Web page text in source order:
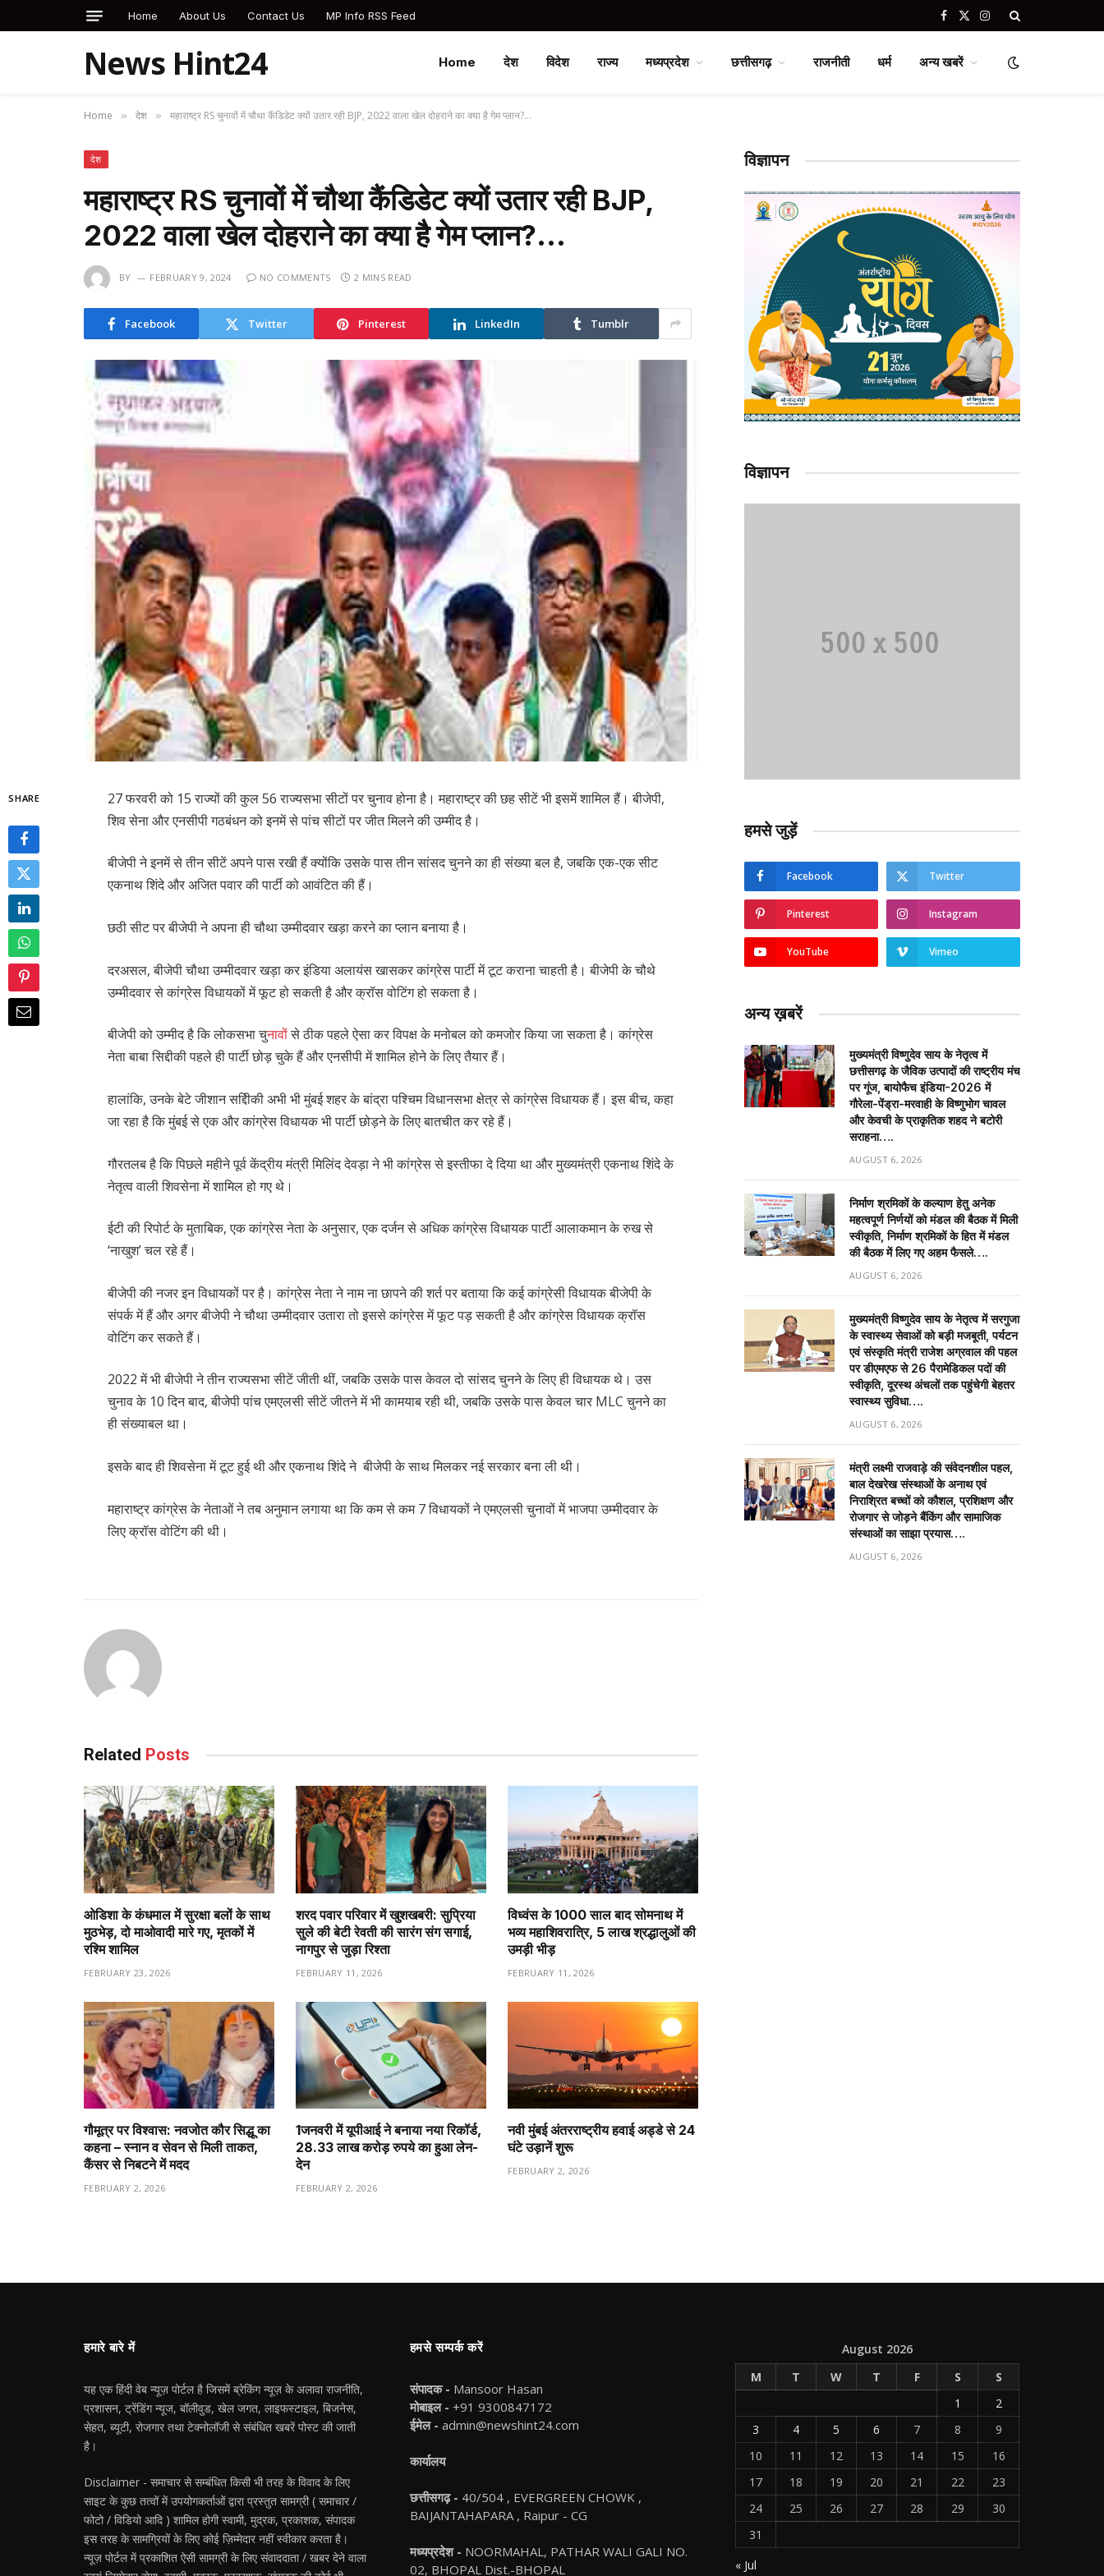
Home About Us Contact Us MP Info RSS Feed Facebook
X
Instagram
News Hint24 Home देश विदेश राज्य मध्यप्रदेश छत्तीसगढ़ राजनीती धर्म अन्य खबरें
Home » देश » महाराष्ट्र RS चुनावों में चौथा कैंडिडेट क्यों उतार रही BJP, 2022 वाला खेल दोहराने का क्या है गेम प्लान?…
देश
महाराष्ट्र RS चुनावों में चौथा कैंडिडेट क्यों उतार रही BJP,
2022 वाला खेल दोहराने का क्या है गेम प्लान?…
BY FEBRUARY 9, 2024 NO COMMENTS 2 MINS READ
Facebook Twitter Pinterest LinkedIn Tumblr
SHARE
27 फरवरी को 15 राज्यों की कुल 56 राज्यसभा सीटों पर चुनाव होना है। महाराष्ट्र की छह सीटें भी इसमें शामिल हैं। बीजेपी,
शिव सेना और एनसीपी गठबंधन को इनमें से पांच सीटों पर जीत मिलने की उम्मीद है।
बीजेपी ने इनमें से तीन सीटें अपने पास रखी हैं क्योंकि उसके पास तीन सांसद चुनने का ही संख्या बल है, जबकि एक-एक सीट
एकनाथ शिंदे और अजित पवार की पार्टी को आवंटित की हैं।
छठी सीट पर बीजेपी ने अपना ही चौथा उम्मीदवार खड़ा करने का प्लान बनाया है।
दरअसल, बीजेपी चौथा उम्मीदवार खड़ा कर इंडिया अलायंस खासकर कांग्रेस पार्टी में टूट कराना चाहती है। बीजेपी के चौथे
उम्मीदवार से कांग्रेस विधायकों में फूट हो सकती है और क्रॉस वोटिंग हो सकता है।
बीजेपी को उम्मीद है कि लोकसभा चुनावों से ठीक पहले ऐसा कर विपक्ष के मनोबल को कमजोर किया जा सकता है। कांग्रेस
नेता बाबा सिद्दीकी पहले ही पार्टी छोड़ चुके हैं और एनसीपी में शामिल होने के लिए तैयार हैं।
हालांकि, उनके बेटे जीशान सद्दिीकी अभी भी मुंबई शहर के बांद्रा पश्चिम विधानसभा क्षेत्र से कांग्रेस विधायक हैं। इस बीच, कहा
जा रहा है कि मुंबई से एक और कांग्रेस विधायक भी पार्टी छोड़ने के लिए बातचीत कर रहे हैं।
गौरतलब है कि पिछले महीने पूर्व केंद्रीय मंत्री मिलिंद देवड़ा ने भी कांग्रेस से इस्तीफा दे दिया था और मुख्यमंत्री एकनाथ शिंदे के
नेतृत्व वाली शिवसेना में शामिल हो गए थे।
ईटी की रिपोर्ट के मुताबिक, एक कांग्रेस नेता के अनुसार, एक दर्जन से अधिक कांग्रेस विधायक पार्टी आलाकमान के रुख से
‘नाखुश’ चल रहे हैं।
बीजेपी की नजर इन विधायकों पर है। कांग्रेस नेता ने नाम ना छापने की शर्त पर बताया कि कई कांग्रेसी विधायक बीजेपी के
संपर्क में हैं और अगर बीजेपी ने चौथा उम्मीदवार उतारा तो इससे कांग्रेस में फूट पड़ सकती है और कांग्रेस विधायक क्रॉस
वोटिंग कर सकते हैं।
2022 में भी बीजेपी ने तीन राज्यसभा सीटें जीती थीं, जबकि उसके पास केवल दो सांसद चुनने के लिए ही विधायक थे। उस
चुनाव के 10 दिन बाद, बीजेपी पांच एमएलसी सीटें जीतने में भी कामयाब रही थी, जबकि उसके पास केवल चार MLC चुनने का
ही संख्याबल था।
इसके बाद ही शिवसेना में टूट हुई थी और एकनाथ शिंदे ने बीजेपी के साथ मिलकर नई सरकार बना ली थी।
महाराष्ट्र कांग्रेस के नेताओं ने तब अनुमान लगाया था कि कम से कम 7 विधायकों ने एमएलसी चुनावों में भाजपा उम्मीदवार के
लिए क्रॉस वोटिंग की थी।
Related Posts
ओडिशा के कंधमाल में सुरक्षा बलों के साथ
मुठभेड़, दो माओवादी मारे गए, मृतकों में
रश्मि शामिल
FEBRUARY 23, 2026
शरद पवार परिवार में खुशखबरी: सुप्रिया
सुले की बेटी रेवती की सारंग संग सगाई,
नागपुर से जुड़ा रिश्ता
FEBRUARY 11, 2026
विध्वंस के 1000 साल बाद सोमनाथ में
भव्य महाशिवरात्रि, 5 लाख श्रद्धालुओं की
उमड़ी भीड़
FEBRUARY 11, 2026
गौमूत्र पर विश्वास: नवजोत कौर सिद्धू का
कहना – स्नान व सेवन से मिली ताकत,
कैंसर से निबटने में मदद
FEBRUARY 2, 2026
1️जनवरी में यूपीआई ने बनाया नया रिकॉर्ड,
28.33 लाख करोड़ रुपये का हुआ लेन-
देन
FEBRUARY 2, 2026
नवी मुंबई अंतरराष्ट्रीय हवाई अड्डे से 24
घंटे उड़ानें शुरू
FEBRUARY 2, 2026
विज्ञापन
विज्ञापन
हमसे जुड़ें
Facebook Twitter
Pinterest Instagram
YouTube Vimeo
अन्य ख़बरें
मुख्यमंत्री विष्णुदेव साय के नेतृत्व में
छत्तीसगढ़ के जैविक उत्पादों की राष्ट्रीय मंच
पर गूंज, बायोफैच इंडिया-2026 में
गौरेला-पेंड्रा-मरवाही के विष्णुभोग चावल
और केवची के प्राकृतिक शहद ने बटोरी
सराहना….
AUGUST 6, 2026
निर्माण श्रमिकों के कल्याण हेतु अनेक
महत्वपूर्ण निर्णयों को मंडल की बैठक में मिली
स्वीकृति, निर्माण श्रमिकों के हित में मंडल
की बैठक में लिए गए अहम फैसले….
AUGUST 6, 2026
मुख्यमंत्री विष्णुदेव साय के नेतृत्व में सरगुजा
के स्वास्थ्य सेवाओं को बड़ी मजबूती, पर्यटन
एवं संस्कृति मंत्री राजेश अग्रवाल की पहल
पर डीएमएफ से 26 पैरामेडिकल पदों की
स्वीकृति, दूरस्थ अंचलों तक पहुंचेगी बेहतर
स्वास्थ्य सुविधा….
AUGUST 6, 2026
मंत्री लक्ष्मी राजवाड़े की संवेदनशील पहल,
बाल देखरेख संस्थाओं के अनाथ एवं
निराश्रित बच्चों को कौशल, प्रशिक्षण और
रोजगार से जोड़ने बैंकिंग और सामाजिक
संस्थाओं का साझा प्रयास….
AUGUST 6, 2026
हमारे बारे में
यह एक हिंदी वेब न्यूज़ पोर्टल है जिसमें ब्रेकिंग न्यूज़ के अलावा राजनीति,
प्रशासन, ट्रेंडिंग न्यूज, बॉलीवुड, खेल जगत, लाइफस्टाइल, बिजनेस,
सेहत, ब्यूटी, रोजगार तथा टेक्नोलॉजी से संबंधित खबरें पोस्ट की जाती
है।
Disclaimer - समाचार से सम्बंधित किसी भी तरह के विवाद के लिए
साइट के कुछ तत्वों में उपयोगकर्ताओं द्वारा प्रस्तुत सामग्री ( समाचार /
फोटो / विडियो आदि ) शामिल होगी स्वामी, मुद्रक, प्रकाशक, संपादक
इस तरह के सामग्रियों के लिए कोई ज़िम्मेदार नहीं स्वीकार करता है।
न्यूज़ पोर्टल में प्रकाशित ऐसी सामग्री के लिए संवाददाता / खबर देने वाला
हमसे सम्पर्क करें
संपादक - Mansoor Hasan
मोबाइल - +91 9300847172
ईमेल - admin@newshint24.com
कार्यालय
छत्तीसगढ़ - 40/504 , EVERGREEN CHOWK ,
BAIJANTAHAPARA , Raipur - CG
मध्यप्रदेश - NOORMAHAL, PATHAR WALI GALI NO.
02, BHOPAL Dist.-BHOPAL
August 2026
M
T W T F S
S
1
2
3
4 5 6 7 8
9
10
11 12 13 14 15
16
17
18 19 20 21 22
23
24
25 26 27 28 29
30
31
« Jul